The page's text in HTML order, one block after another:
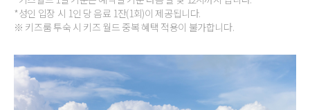
*성인 입장 시 1인 당 음료 1잔(1회)이 제공됩니다.
※ 키즈룸 투숙 시 키즈 월드 중복 혜택 적용이 불가합니다.